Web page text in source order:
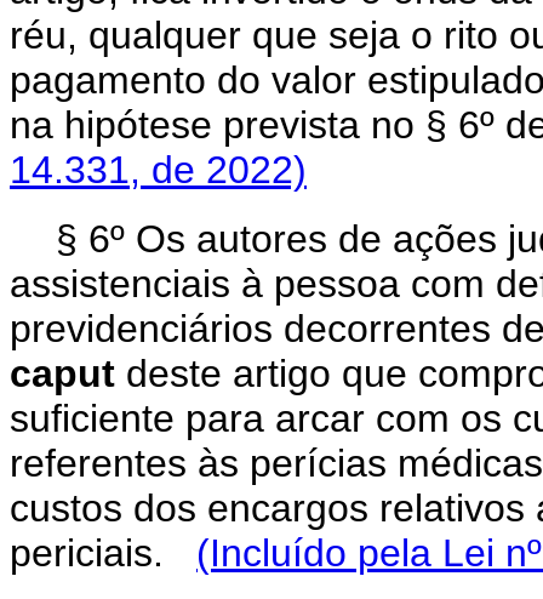
réu, qualquer que seja o rito
pagamento do valor
na hipótese prevista no § 6º
14.331, de 2022)
§ 6º Os autores de ações
assistenciais à pessoa com
previdenciários decorrentes
caput deste artigo que
suficiente para arcar com os
referentes às perícias
custos dos encargos
periciais.
(Incluído pela Lei